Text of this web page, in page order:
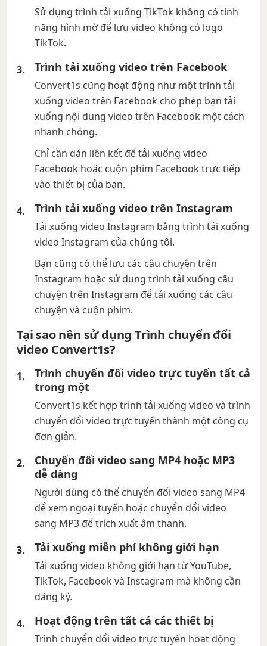
Sử dụng trình tải xuống TikTok không có tính
năng hình mờ để lưu video không có logo
TikTok.
Trình tải xuống video trên Facebook
Convert1s cũng hoạt động như một trình tải
xuống video trên Facebook cho phép bạn tải
xuống nội dung video trên Facebook một cách
nhanh chóng.
Chỉ cần dán liên kết để tải xuống video
Facebook hoặc cuộn phim Facebook trực tiếp
vào thiết bị của bạn.
Trình tải xuống video trên Instagram
Tải xuống video Instagram bằng trình tải xuống
video Instagram của chúng tôi.
Bạn cũng có thể lưu các câu chuyện trên
Instagram hoặc sử dụng trình tải xuống câu
chuyện trên Instagram để tải xuống các câu
chuyện và cuộn phim.
Tại sao nên sử dụng Trình chuyển đổi
video Convert1s?
Trình chuyển đổi video trực tuyến tất cả
trong một
Convert1s kết hợp trình tải xuống video và trình
chuyển đổi video trực tuyến thành một công cụ
đơn giản.
Chuyển đổi video sang MP4 hoặc MP3
dễ dàng
Người dùng có thể chuyển đổi video sang MP4
để xem ngoại tuyến hoặc chuyển đổi video
sang MP3 để trích xuất âm thanh.
Tải xuống miễn phí không giới hạn
Tải xuống video không giới hạn từ YouTube,
TikTok, Facebook và Instagram mà không cần
đăng ký.
Hoạt động trên tất cả các thiết bị
Trình chuyển đổi video trực tuyến hoạt động